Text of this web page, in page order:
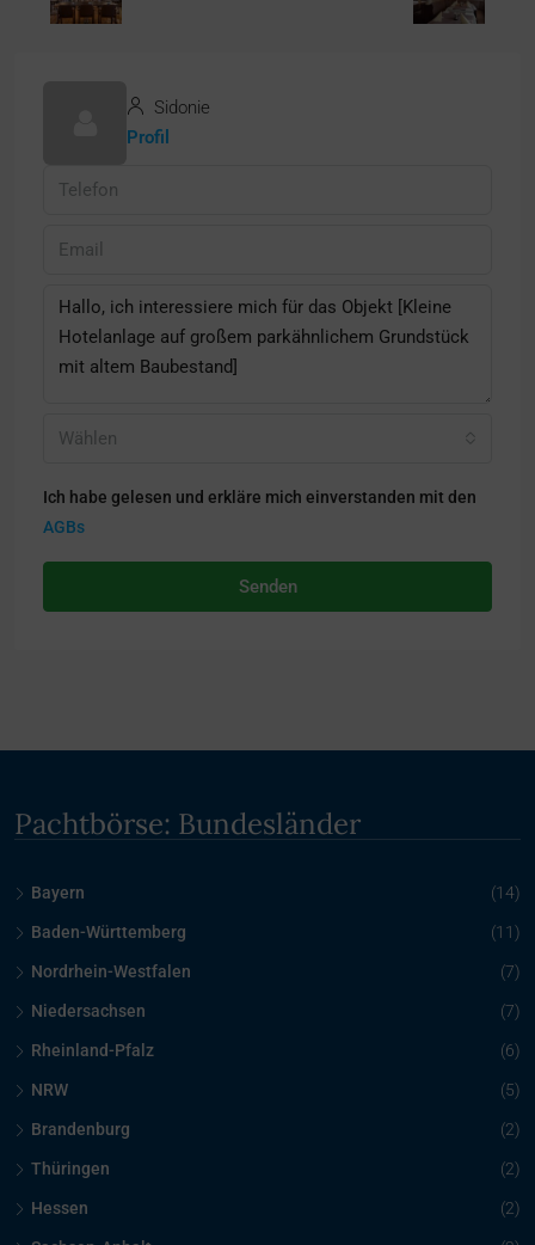
Sidonie
Profil
Wählen
Ich habe gelesen und erkläre mich einverstanden mit den
AGBs
Senden
Pachtbörse: Bundesländer
Bayern (14)
Baden-Württemberg (11)
Nordrhein-Westfalen (7)
Niedersachsen (7)
Rheinland-Pfalz (6)
NRW (5)
Brandenburg (2)
Thüringen (2)
Hessen (2)